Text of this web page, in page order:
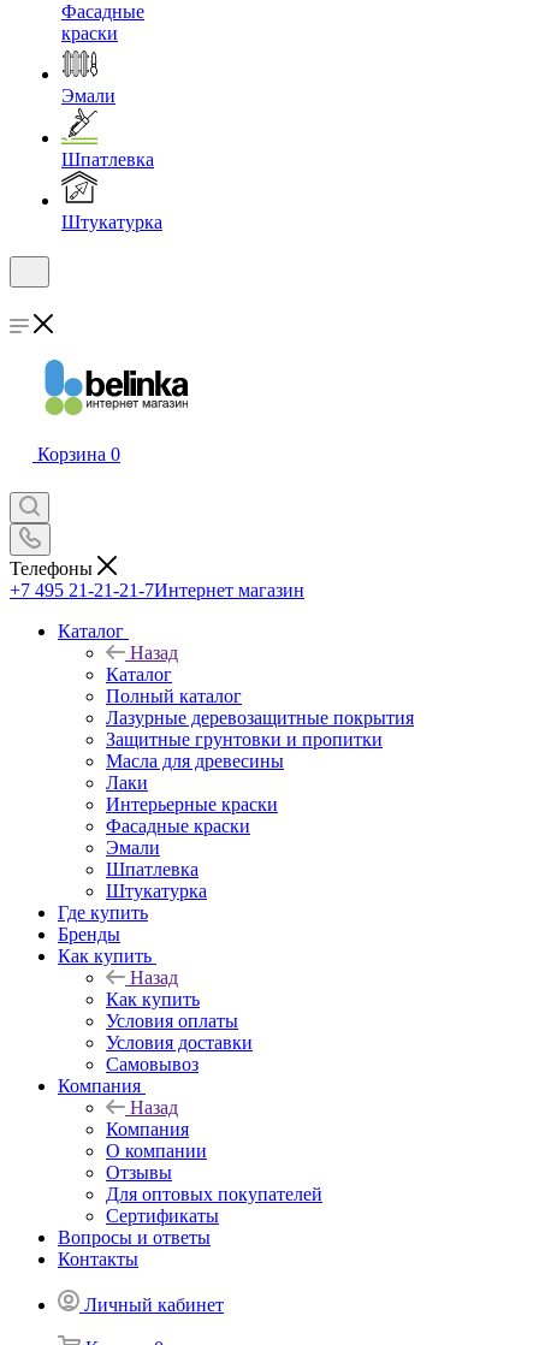
Фасадные
краски
Эмали
Шпатлевка
Штукатурка
Корзина 0
Телефоны
+7 495 21-21-21-7Интернет магазин
Каталог
Назад
Каталог
Полный каталог
Лазурные деревозащитные покрытия
Защитные грунтовки и пропитки
Масла для древесины
Лаки
Интерьерные краски
Фасадные краски
Эмали
Шпатлевка
Штукатурка
Где купить
Бренды
Как купить
Назад
Как купить
Условия оплаты
Условия доставки
Самовывоз
Компания
Назад
Компания
О компании
Отзывы
Для оптовых покупателей
Сертификаты
Вопросы и ответы
Контакты
Личный кабинет